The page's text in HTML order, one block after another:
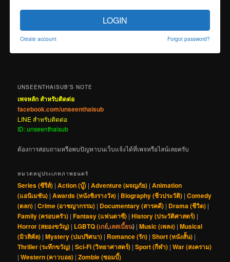
LOGIN
Create account Forgot password?
UNSEENTHAISUB’S NOTE
เพจหลัก สำหรับติดต่อ
facebook.com/unseenthaisub
LINE สำหรับติดต่อ
ID: unseenthaisub
ต้องการสอบถามหรือพบปัญหาบนเว็บแจ้งได้ที่เพจหรือไลน์เลยครับ
หมวดหมู่ประเภทภาพยนตร์
Series (ซีรีส์) |Action (บู๊) |Adventure (ผจญภัย) |Animation
(แอนิเมชัน) |Awards (หนังชิงรางวัล) | Biography (ชีวประวัติ) |Comedy
(ตลก) |Crime (อาชญากรรม) | Documentary (สารคดี) | Drama (ชีวิต) |
Family (ครอบครัว) |Fantasy (แฟนตาซี) |History (ประวัติศาสตร์) |
Horror (สยองขวัญ) | LGBTQ (เกย์,เลสเบี้ยน) |Music (เพลง) |Musical
(มิวสิคัล) |Mystery (ปมปริศนา) | Romance (รัก) |Short (หนังสั้น) |
Thriller (ระทึกขวัญ) |Sci-Fi (วิทยาศาสตร์) |Sport (กีฬา) |War (สงคราม)
|Western (คาวบอย) |Zombie (ซอมบี้)